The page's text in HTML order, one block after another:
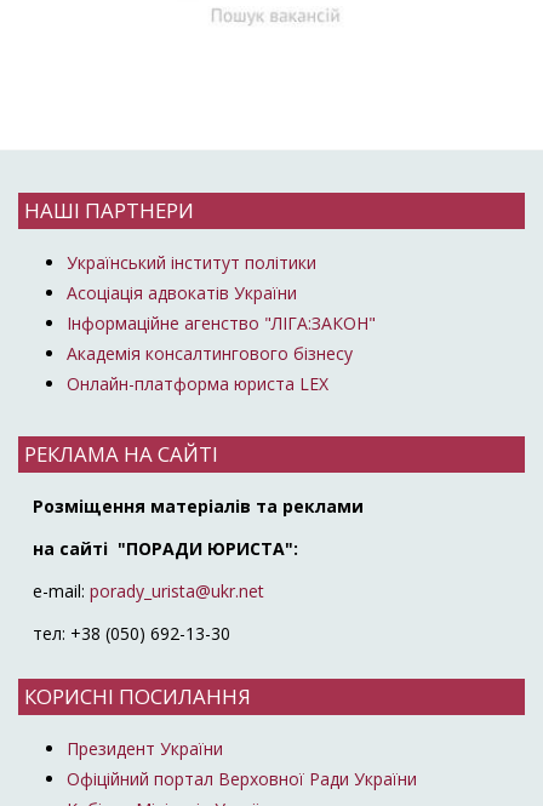
НАШІ ПАРТНЕРИ
Український інститут політики
Асоціація адвокатів України
Інформаційне агенство "ЛІГА:ЗАКОН"
Академія консалтингового бізнесу
Онлайн-платформа юриста LEX
РЕКЛАМА НА САЙТІ
Розміщення матеріалів та реклами
на сайті "ПОРАДИ ЮРИСТА":
e-mail: porady_urista@ukr.net
тел: +38 (050) 692-13-30
КОРИСНІ ПОСИЛАННЯ
Президент України
Офіційний портал Верховної Ради України